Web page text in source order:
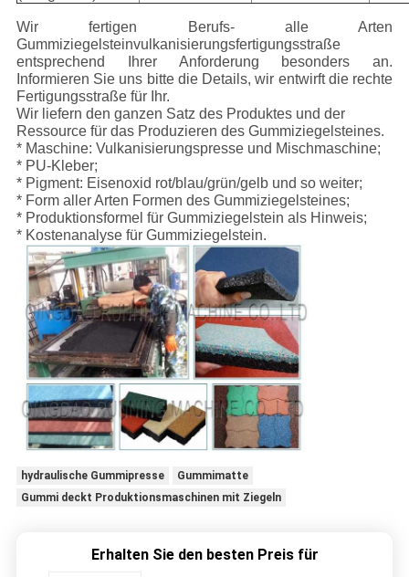
Wir fertigen Berufs- alle Arten
Gummiziegelsteinvulkanisierungsfertigungsstraße
entsprechend Ihrer Anforderung besonders an.
Informieren Sie uns bitte die Details, wir entwirft die rechte
Fertigungsstraße für Ihr.
Wir liefern den ganzen Satz des Produktes und der
Ressource für das Produzieren des Gummiziegelsteines.
* Maschine: Vulkanisierungspresse und Mischmaschine;
* PU-Kleber;
* Pigment: Eisenoxid rot/blau/grün/gelb und so weiter;
* Form aller Arten Formen des Gummiziegelsteines;
* Produktionsformel für Gummiziegelstein als Hinweis;
* Kostenanalyse für Gummiziegelstein.
hydraulische Gummipresse
Gummimatte
Gummi deckt Produktionsmaschinen mit Ziegeln
Erhalten Sie den besten Preis für